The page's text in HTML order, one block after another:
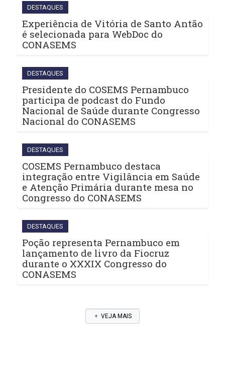
DESTAQUES
Experiência de Vitória de Santo Antão
é selecionada para WebDoc do
CONASEMS
DESTAQUES
Presidente do COSEMS Pernambuco
participa de podcast do Fundo
Nacional de Saúde durante Congresso
Nacional do CONASEMS
DESTAQUES
COSEMS Pernambuco destaca
integração entre Vigilância em Saúde
e Atenção Primária durante mesa no
Congresso do CONASEMS
DESTAQUES
Poção representa Pernambuco em
lançamento de livro da Fiocruz
durante o XXXIX Congresso do
CONASEMS
VEJA MAIS